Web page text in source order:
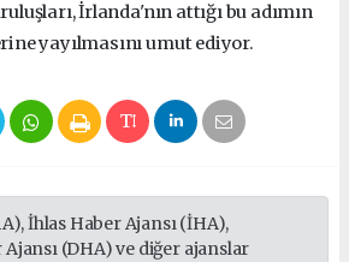
İrlanda'nın attığı bu adımın
yayılmasını umut ediyor.
İhlas Haber Ajansı (İHA),
(DHA) ve diğer ajanslar